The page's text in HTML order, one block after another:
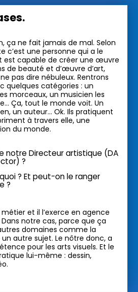
ça ne fait jamais de mal. Selon
c’est une personne qui a le
est capable de créer une œuvre
de beauté et d’œuvre d’art,
pas dire nébuleux. Rentrons
quelques catégories : un
morceaux, un musicien les
Ça, tout le monde voit. Un
un auteur… Ok. Ils pratiquent
à travers elle, une
du monde.
notre Directeur artistique (DA
?
? Et peut-on le ranger
?
métier et il l’exerce en agence
notre cas, parce que ça
domaines comme la
autre sujet. Le nôtre donc, a
pour les arts visuels. Et le
lui-même : dessin,